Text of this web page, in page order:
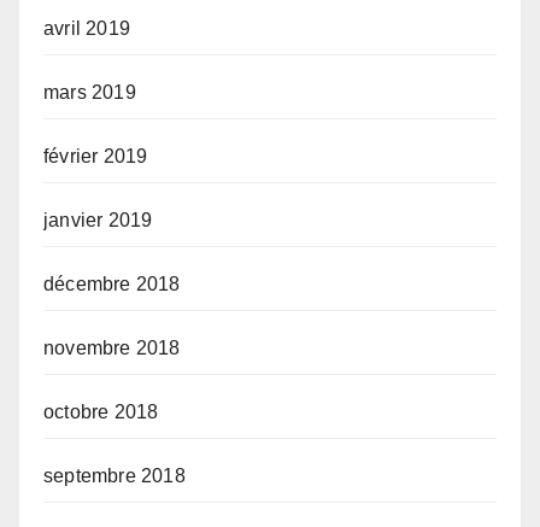
avril 2019
mars 2019
février 2019
janvier 2019
décembre 2018
novembre 2018
octobre 2018
septembre 2018